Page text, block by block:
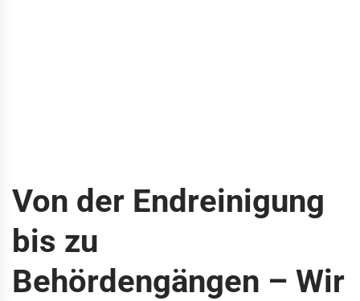
Von der Endreinigung
bis zu
Behördengängen – Wir